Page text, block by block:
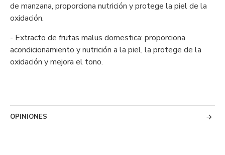
de manzana, proporciona nutrición y protege la piel de la
oxidación.
- Extracto de frutas malus domestica: proporciona
acondicionamiento y nutrición a la piel, la protege de la
oxidación y mejora el tono.
OPINIONES